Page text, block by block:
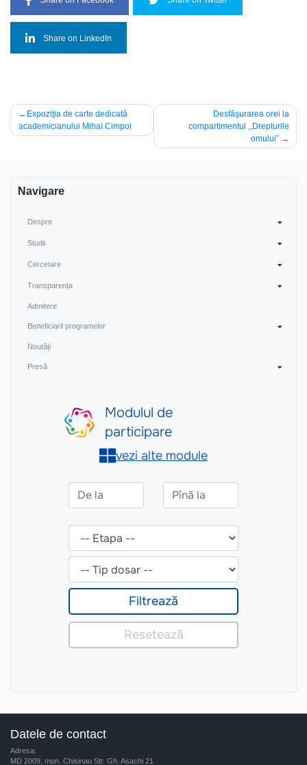
Share on LinkedIn
Navigare
în
Expoziţia de carte dedicată
academicianului Mihai Cimpoi
Desfăşurarea orei la
compartimentul ,,Drepturile
omului”
Navigare
Despre
Studii
Cercetare
Transparența
Admitere
Beneficiarii programelor
Noutăți
Presă
Datele de contact
Adresa:
MD 2009, mun. Chisinau Str. Gh. Asachi 21